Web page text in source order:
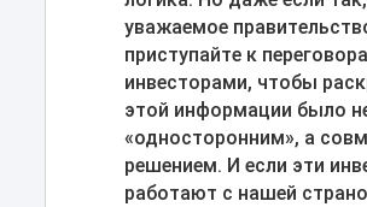
уважаемое
приступайте к
инвесторами, чтобы
этой информации было
«односторонним», а
решением. И если эти
работают с нашей